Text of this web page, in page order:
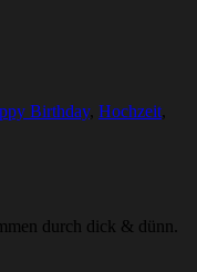
Birthday, Hochzeit,
durch dick & dünn.